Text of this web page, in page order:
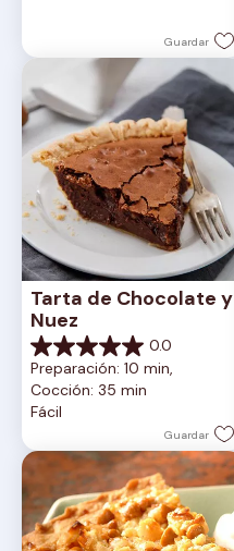
Guardar
Tarta de Chocolate y
Nuez
0.0
0.0
de
5
estrellas.
Preparación: 10 min,
Cocción: 35 min
Fácil
Guardar